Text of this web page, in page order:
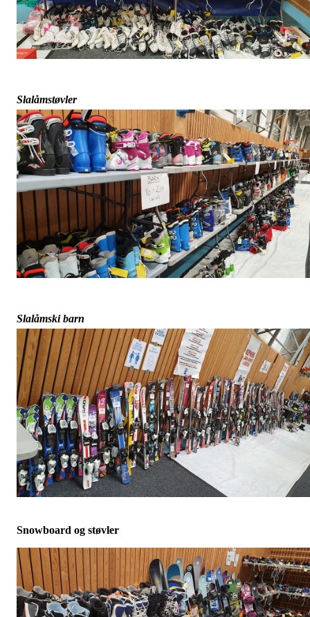
Slalåmstøvler
Slalåmski barn
Snowboard og støvler